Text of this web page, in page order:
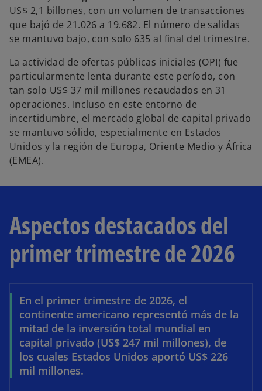
US$ 2,1 billones, con un volumen de transacciones
que bajó de 21.026 a 19.682. El número de salidas
se mantuvo bajo, con solo 635 al final del trimestre.
La actividad de ofertas públicas iniciales (OPI) fue
particularmente lenta durante este período, con
tan solo US$ 37 mil millones recaudados en 31
operaciones. Incluso en este entorno de
incertidumbre, el mercado global de capital privado
se mantuvo sólido, especialmente en Estados
Unidos y la región de Europa, Oriente Medio y África
(EMEA).
Aspectos destacados del
primer trimestre de 2026
En el primer trimestre de 2026, el
continente americano representó más de la
mitad de la inversión total mundial en
capital privado (US$ 247 mil millones), de
los cuales Estados Unidos aportó US$ 226
mil millones.